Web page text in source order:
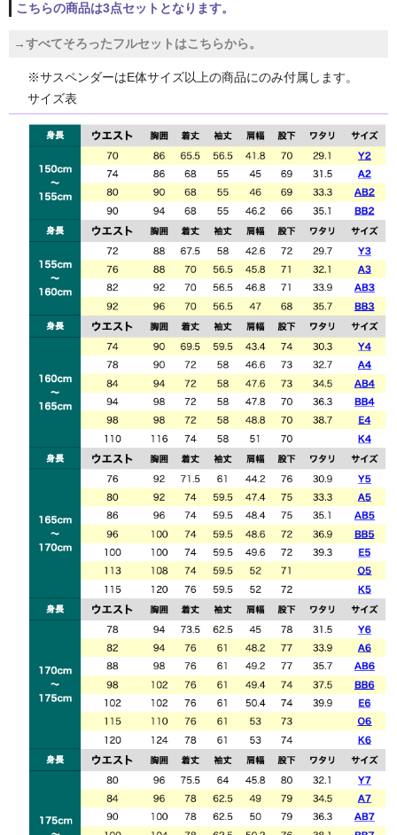
こちらの商品は3点セットとなります。
→すべてそろったフルセットはこちらから。
※サスペンダーはE体サイズ以上の商品にのみ付属します。
サイズ表